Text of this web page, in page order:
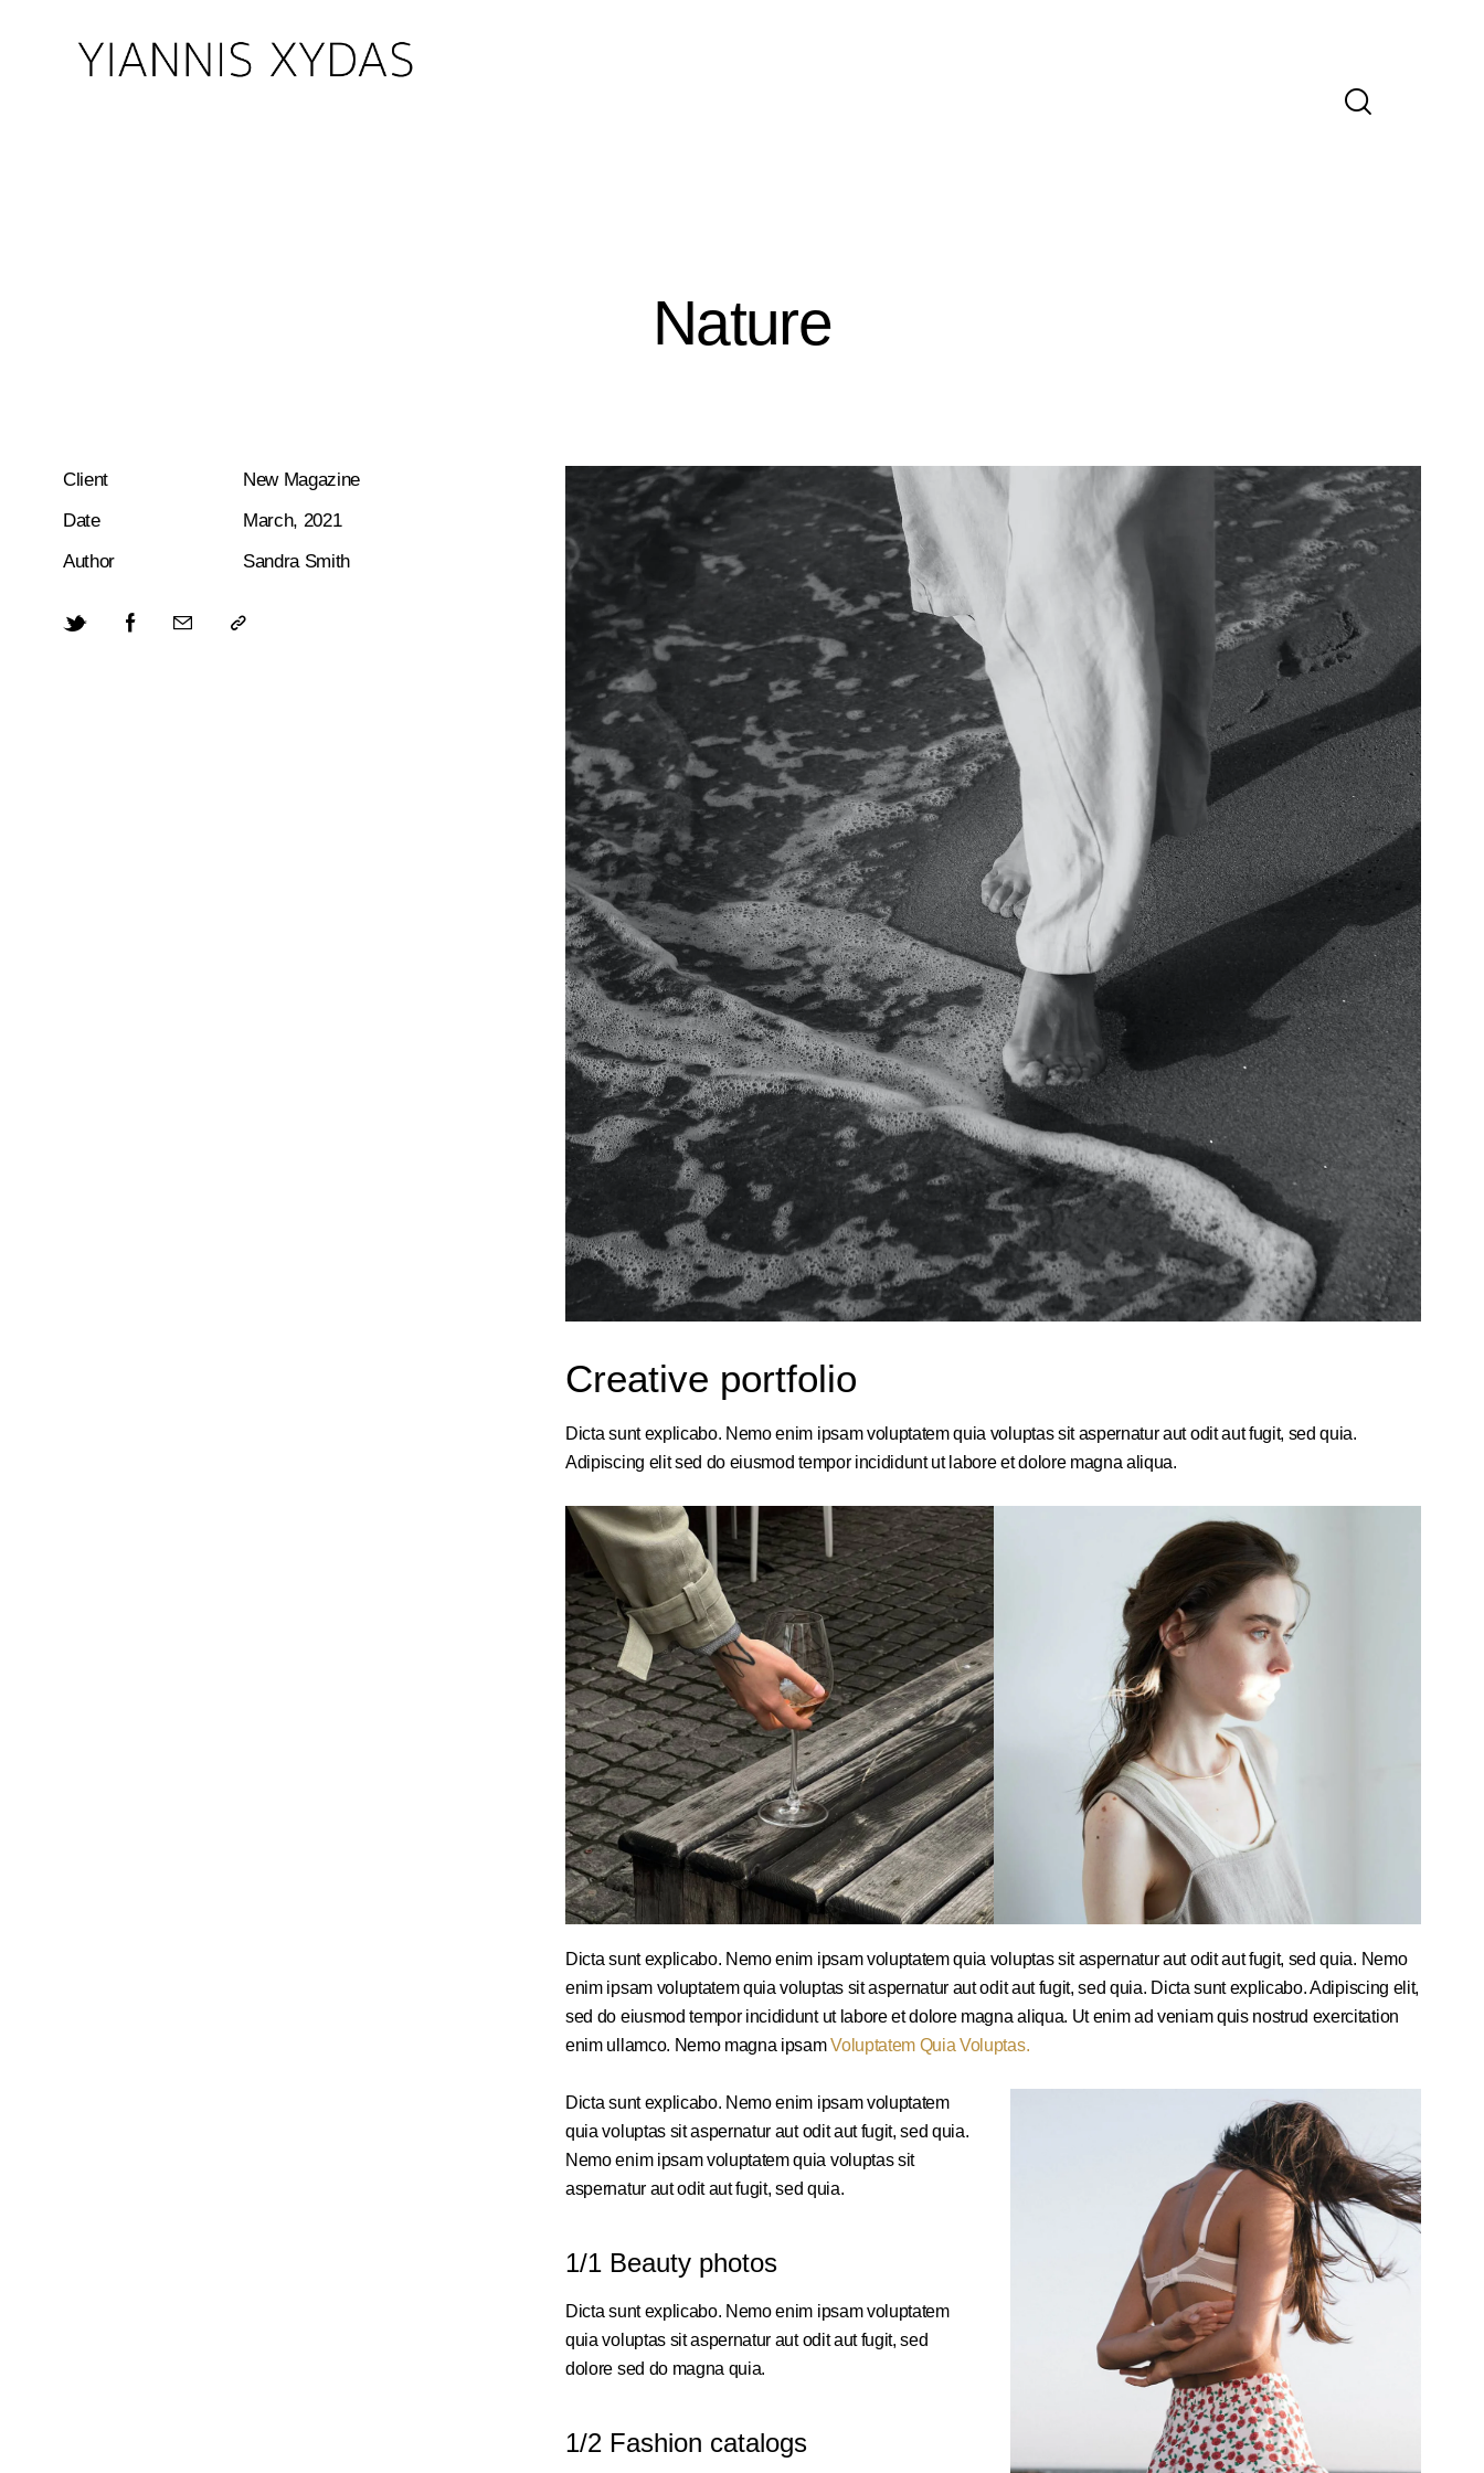
Nature
Client
New Magazine
Date
March, 2021
Author
Sandra Smith
Creative portfolio
Dicta sunt explicabo. Nemo enim ipsam voluptatem quia voluptas sit aspernatur aut odit aut fugit, sed quia.
Adipiscing elit sed do eiusmod tempor incididunt ut labore et dolore magna aliqua.
Dicta sunt explicabo. Nemo enim ipsam voluptatem quia voluptas sit aspernatur aut odit aut fugit, sed quia. Nemo
enim ipsam voluptatem quia voluptas sit aspernatur aut odit aut fugit, sed quia. Dicta sunt explicabo. Adipiscing elit,
sed do eiusmod tempor incididunt ut labore et dolore magna aliqua. Ut enim ad veniam quis nostrud exercitation
enim ullamco. Nemo magna ipsamVoluptatem Quia Voluptas.
Dicta sunt explicabo. Nemo enim ipsam voluptatem
quia voluptas sit aspernatur aut odit aut fugit, sed quia.
Nemo enim ipsam voluptatem quia voluptas sit
aspernatur aut odit aut fugit, sed quia.
1/1 Beauty photos
Dicta sunt explicabo. Nemo enim ipsam voluptatem
quia voluptas sit aspernatur aut odit aut fugit, sed
dolore sed do magna quia.
1/2 Fashion catalogs